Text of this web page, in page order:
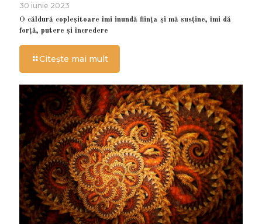
30 iunie 2023
O căldură copleșitoare îmi inundă ființa și mă susține, îmi dă
forță, putere și încredere
Citește mai mult